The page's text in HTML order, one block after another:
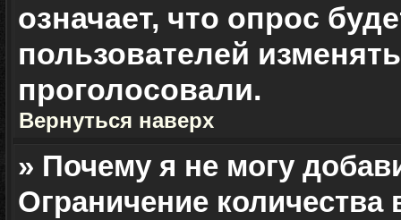
означает, что опрос
пользователей
проголосовали.
Вернуться наверх
» Почему я не могу
Ограничение количества